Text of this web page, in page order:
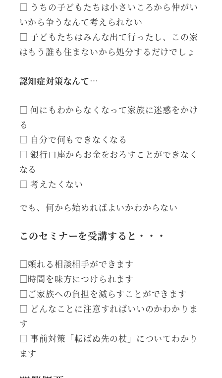
□ うちの子どもたちは小さいころから仲がい
いから争うなんて考えられない
□ 子どもたちはみんな出て行ったし、この家
はもう誰も住まないから処分するだけでしょ
認知症対策なんて…
□ 何にもわからなくなって家族に迷惑をかけ
る
□ 自分で何もできなくなる
□ 銀行口座からお金をおろすことができなく
なる
□ 考えたくない
でも、何から始めればよいかわからない
このセミナーを受講すると・・・
□頼れる相談相手ができます
□時間を味方につけられます
□ご家族への負担を減らすことができます
□ どんなことに注意すればいいのかわかりま
す
□ 事前対策「転ばぬ先の杖」についてわかり
ます